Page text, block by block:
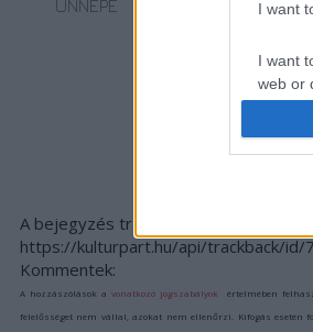
I want
I want
web or
I want
or app.
I want
I want
ÜNNEPE
MIKLÓS A
A bejegyzés trackback címe:
https://kulturpart.hu/api/trackback/id/
Kommentek:
A hozzászólások avonatkozó jogszabályok értelmében
felelősséget nem vállal, azokat nem ellenőrzi. Kifogás esetén